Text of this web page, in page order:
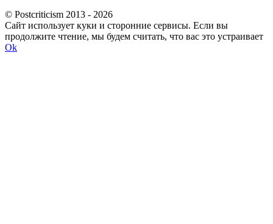
© Postcriticism 2013 - 2026
Сайт использует куки и сторонние сервисы. Если вы
продолжите чтение, мы будем считать, что вас это устраивает
Ok